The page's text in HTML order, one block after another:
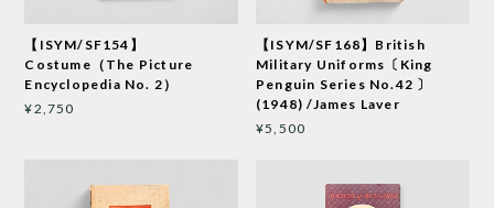
【ISYM/SF154】
Costume（The Picture
Encyclopedia No. 2）
¥2,750
【ISYM/SF168】British
Military Uniforms〔King
Penguin Series No.42 〕
(1948) /James Laver
¥5,500